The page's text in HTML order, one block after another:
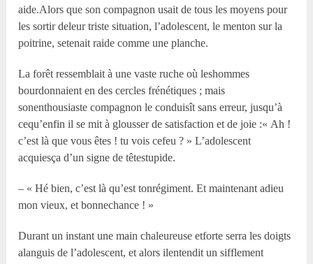
aide.Alors que son compagnon usait de tous les moyens pour
les sortir deleur triste situation, l’adolescent, le menton sur la
poitrine, setenait raide comme une planche.
La forêt ressemblait à une vaste ruche où leshommes
bourdonnaient en des cercles frénétiques ; mais
sonenthousiaste compagnon le conduisît sans erreur, jusqu’à
cequ’enfin il se mit à glousser de satisfaction et de joie :« Ah !
c’est là que vous êtes ! tu vois cefeu ? » L’adolescent
acquiesça d’un signe de têtestupide.
– « Hé bien, c’est là qu’est tonrégiment. Et maintenant adieu
mon vieux, et bonnechance ! »
Durant un instant une main chaleureuse etforte serra les doigts
alanguis de l’adolescent, et alors ilentendit un sifflement